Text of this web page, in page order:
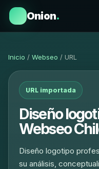
Onion.
Inicio / Webseo / URL
URL importada
Diseño
Webseo
Diseño logotipo
su análisis,